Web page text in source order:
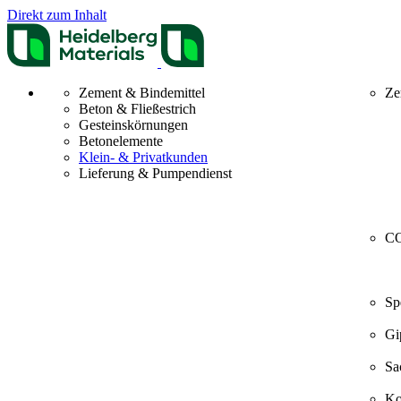
Direkt zum Inhalt
Zement & Bindemittel
Beton & Fließestrich
Gesteinskörnungen
Betonelemente
Klein- & Privatkunden
Lieferung & Pumpendienst